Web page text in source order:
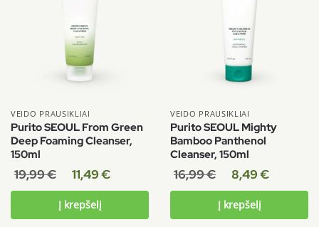
VEIDO PRAUSIKLIAI
Purito SEOUL From Green
Deep Foaming Cleanser,
150ml
19,99€ 11,49€
Į krepšelį
VEIDO PRAUSIKLIAI
Purito SEOUL Mighty
Bamboo Panthenol
Cleanser, 150ml
16,99€ 8,49€
Į krepšelį